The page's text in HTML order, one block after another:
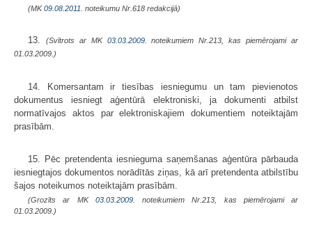
(MK09.08.2011. noteikumu Nr.618 redakcijā)
13. (Svītrots ar MK 03.03.2009.
noteikumiem Nr.213, kas piemērojami ar
01.03.2009.)
14. Komersantam ir tiesības iesniegumu un tam pievienotos
dokumentus iesniegt aģentūrā elektroniski, ja dokumenti atbilst
normatīvajos aktos par elektroniskajiem dokumentiem noteiktajām
prasībām.
15. Pēc pretendenta iesnieguma saņemšanas aģentūra pārbauda
iesniegtajos dokumentos norādītās ziņas, kā arī pretendenta atbilstību
šajos noteikumos noteiktajām prasībām.
(Grozīts ar MK 03.03.2009.
noteikumiem Nr.213, kas piemērojami ar
01.03.2009.)